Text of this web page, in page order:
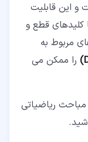
و این قابلیت
کلیدهای قطع و
مربوط به
را ممکن می
مباحث ریاضیاتی